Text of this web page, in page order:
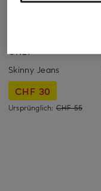
ONLY
Skinny Jeans
CHF 30
Ursprünglich: CHF 55